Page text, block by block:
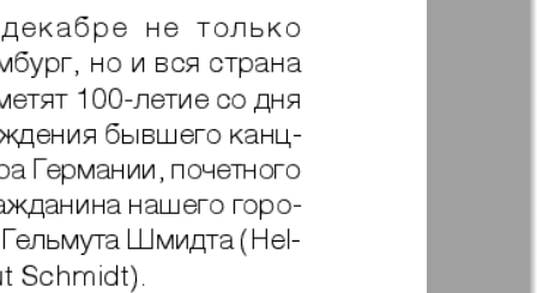
41
47
Англия
Аугсбург-сити